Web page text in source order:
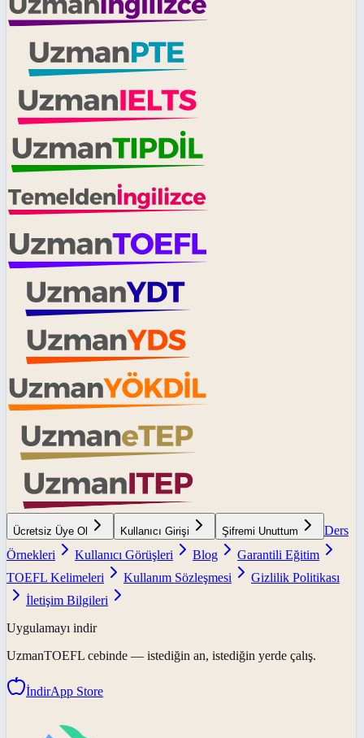
Ücretsiz Üye Ol Kullanıcı Girişi Şifremi Unuttum
Ders
Örnekleri
Kullanıcı Görüşleri Blog
Garantili Eğitim
TOEFL Kelimeleri
Kullanım Sözleşmesi
Gizlilik Politikası
İletişim Bilgileri
Uygulamayı indir
UzmanTOEFL cebinde — istediğin an, istediğin yerde çalış.
İndirApp Store